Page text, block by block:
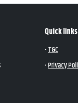
Quick links
•T&C
•Privacy